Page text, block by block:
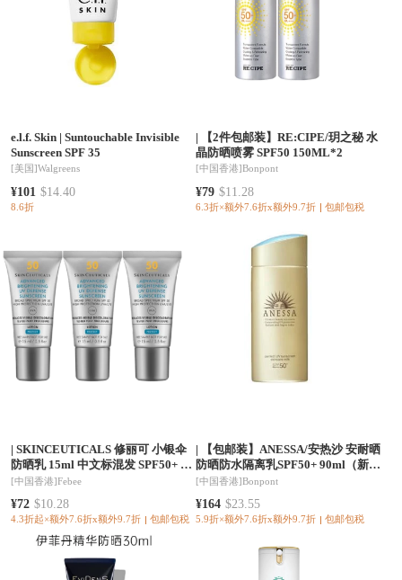
e.l.f. Skin| Suntouchable Invisible
Sunscreen SPF 35
[美国]Walgreens
¥101 $14.40
8.6折
|
【2件包邮装】RE:CIPE/玥之秘 水
晶防晒喷雾 SPF50 150ML*2
[中国香港]Bonpont
¥79 $11.28
6.3折×额外7.6折x额外9.7折 包邮包税
| SKINCEUTICALS 修丽可 小银伞
防晒乳 15ml 中文标混发 SPF50+ 中
小样
[中国香港]Febee
¥72 $10.28
4.3折起×额外7.6折x额外9.7折 包邮包税
|
【包邮装】ANESSA/安热沙 安耐晒
防晒防水隔离乳SPF50+ 90ml（新旧
款随机发）
[中国香港]Bonpont
¥164 $23.55
5.9折×额外7.6折x额外9.7折 包邮包税